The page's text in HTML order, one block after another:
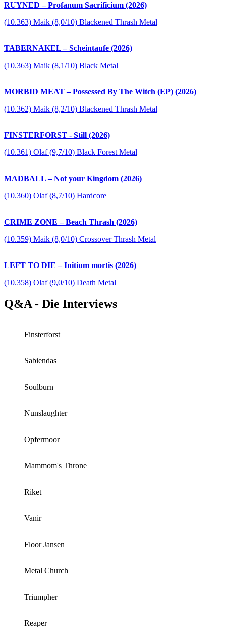
RUYNED – Profanum Sacrificium (2026)
(10.363) Maik (8,0/10) Blackened Thrash Metal
TABERNAKEL – Scheintaufe (2026)
(10.363) Maik (8,1/10) Black Metal
MORBID MEAT – Possessed By The Witch (EP) (2026)
(10.362) Maik (8,2/10) Blackened Thrash Metal
FINSTERFORST - Still (2026)
(10.361) Olaf (9,7/10) Black Forest Metal
MADBALL – Not your Kingdom (2026)
(10.360) Olaf (8,7/10) Hardcore
CRIME ZONE – Beach Thrash (2026)
(10.359) Maik (8,0/10) Crossover Thrash Metal
LEFT TO DIE – Initium mortis (2026)
(10.358) Olaf (9,0/10) Death Metal
Q&A - Die Interviews
Finsterforst
Sabiendas
Soulburn
Nunslaughter
Opfermoor
Mammom's Throne
Riket
Vanir
Floor Jansen
Metal Church
Triumpher
Reaper